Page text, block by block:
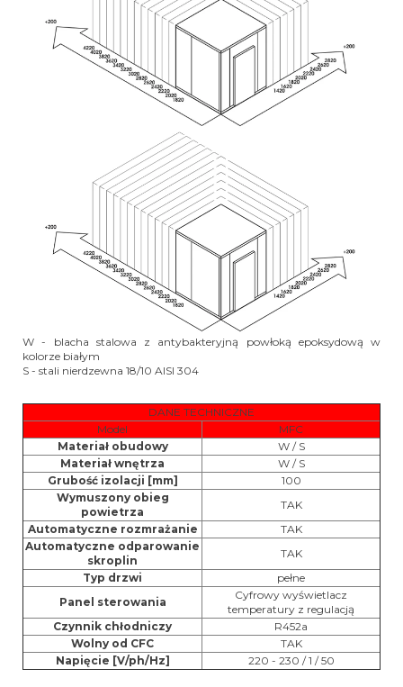
W - blacha stalowa z antybakteryjną powłoką epoksydową w
kolorze białym
S - stali nierdzewna 18/10 AISI 304
DANE TECHNICZNE
Model
MFC
Materiał obudowy
W / S
Materiał wnętrza
W / S
Grubość izolacji [mm]
100
Wymuszony obieg
powietrza
TAK
Automatyczne rozmrażanie
TAK
Automatyczne odparowanie
skroplin
TAK
Typ drzwi
pełne
Panel sterowania
Cyfrowy wyświetlacz
temperatury z regulacją
Czynnik chłodniczy
R452a
Wolny od CFC
TAK
Napięcie [V/ph/Hz]
220 - 230 / 1 / 50